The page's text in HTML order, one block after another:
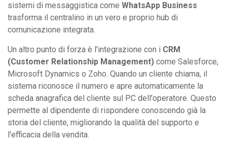
sistemi di messaggistica come WhatsApp Business
trasforma il centralino in un vero e proprio hub di
comunicazione integrata.
Un altro punto di forza è l'integrazione con i CRM
(Customer Relationship Management) come Salesforce,
Microsoft Dynamics o Zoho. Quando un cliente chiama, il
sistema riconosce il numero e apre automaticamente la
scheda anagrafica del cliente sul PC dell'operatore. Questo
permette al dipendente di rispondere conoscendo già la
storia del cliente, migliorando la qualità del supporto e
l'efficacia della vendita.